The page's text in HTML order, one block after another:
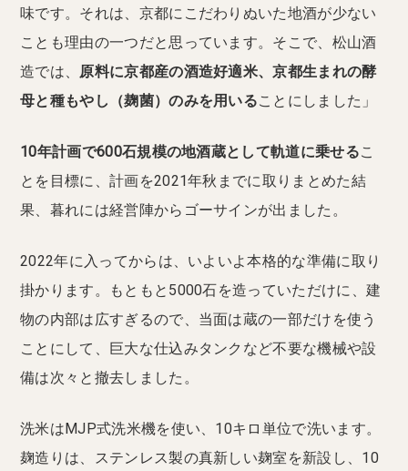
味です。それは、京都にこだわりぬいた地酒が少ない
ことも理由の一つだと思っています。そこで、松山酒
造では、 原料に京都産の酒造好適米、京都生まれの酵
母と種もやし（麹菌）のみを用いることにしました」
10年計画で600石規模の地酒蔵として軌道に乗せるこ
とを目標に、計画を2021年秋までに取りまとめた結
果、暮れには経営陣からゴーサインが出ました。
2022年に入ってからは、いよいよ本格的な準備に取り
掛かります。もともと5000石を造っていただけに、建
物の内部は広すぎるので、当面は蔵の一部だけを使う
ことにして、巨大な仕込みタンクなど不要な機械や設
備は次々と撤去しました。
洗米はMJP式洗米機を使い、10キロ単位で洗います。
麹造りは、ステンレス製の真新しい麹室を新設し、10